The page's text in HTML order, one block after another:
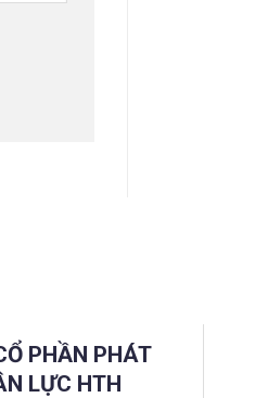
PHẦN PHÁT
LỰC HTH